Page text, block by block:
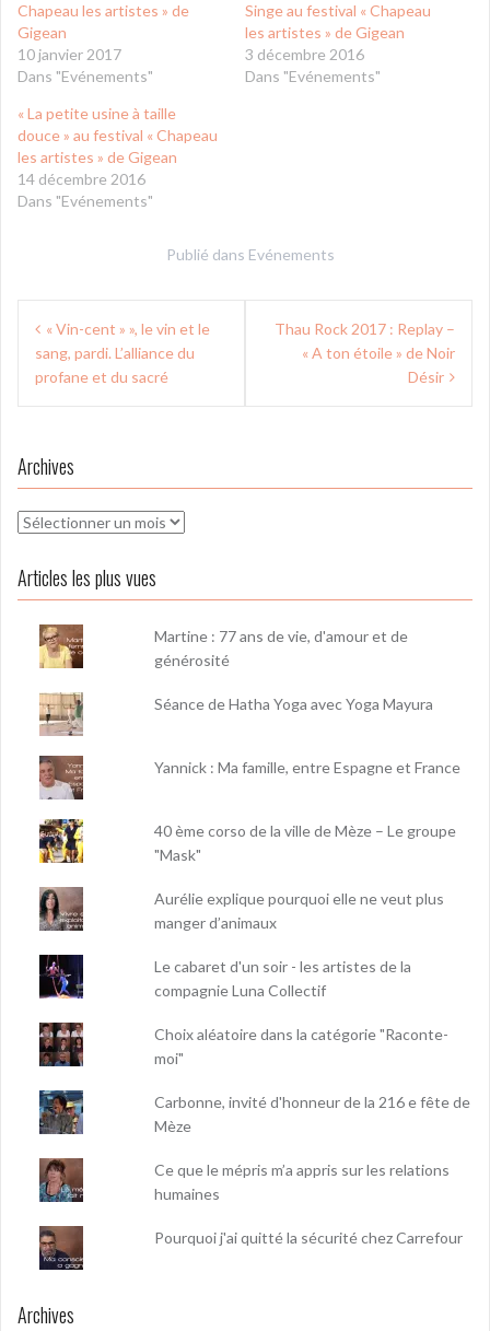
Chapeau les artistes » de
Gigean
10 janvier 2017
Dans "Evénements"
Singe au festival « Chapeau
les artistes » de Gigean
3 décembre 2016
Dans "Evénements"
« La petite usine à taille
douce » au festival « Chapeau
les artistes » de Gigean
14 décembre 2016
Dans "Evénements"
Publié dans Evénements
Navigation
de
l’article
« Vin-cent » », le vin et le
sang, pardi. L’alliance du
profane et du sacré
Thau Rock 2017 : Replay –
« A ton étoile » de Noir
Désir
Archives
Archives
Articles les plus vues
Martine : 77 ans de vie, d'amour et de
générosité
Séance de Hatha Yoga avec Yoga Mayura
Yannick : Ma famille, entre Espagne et France
40 ème corso de la ville de Mèze – Le groupe
"Mask"
Aurélie explique pourquoi elle ne veut plus
manger d’animaux
Le cabaret d'un soir - les artistes de la
compagnie Luna Collectif
Choix aléatoire dans la catégorie "Raconte-
moi"
Carbonne, invité d'honneur de la 216 e fête de
Mèze
Ce que le mépris m’a appris sur les relations
humaines
Pourquoi j'ai quitté la sécurité chez Carrefour
Archives